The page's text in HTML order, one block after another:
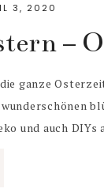
3, 2020
–
ganze
und auch